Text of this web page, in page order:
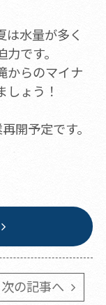
は水量が多く
です。
からのマイナ
ょう！
開予定です。
次の記事へ